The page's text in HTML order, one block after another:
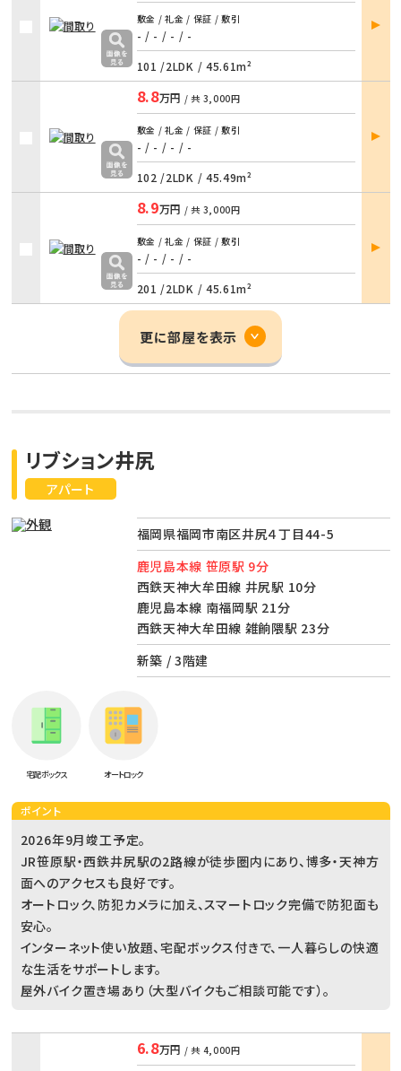
敷金 / 礼金 / 保証 / 敷引
- / - / - / -
101 /2LDK / 45.61m²
部屋
詳細
8.8万円 / 共 3,000円
敷金 / 礼金 / 保証 / 敷引
- / - / - / -
102 /2LDK / 45.49m²
部屋
詳細
8.9万円 / 共 3,000円
敷金 / 礼金 / 保証 / 敷引
- / - / - / -
201 /2LDK / 45.61m²
部屋
詳細
更に部屋を表示
アパート
リブション井尻
福岡県福岡市南区井尻４丁目44-5
鹿児島本線 笹原駅 9分
西鉄天神大牟田線 井尻駅 10分
鹿児島本線 南福岡駅 21分
西鉄天神大牟田線 雑餉隈駅 23分
新築 / 3階建
宅配ボックス オートロック
ポイント
2026年9月竣工予定。
JR笹原駅・西鉄井尻駅の2路線が徒歩圏内にあり、博多・天神方
面へのアクセスも良好です。
オートロック、防犯カメラに加え、スマートロック完備で防犯面も
安心。
インターネット使い放題、宅配ボックス付きで、一人暮らしの快適
な生活をサポートします。
屋外バイク置き場あり（大型バイクもご相談可能です）。
6.8万円 / 共 4,000円